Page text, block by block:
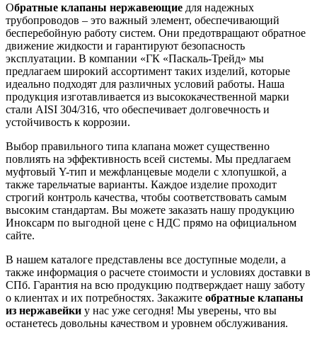
Обратные клапаны нержавеющие для надежных
трубопроводов – это важный элемент, обеспечивающий
бесперебойную работу систем. Они предотвращают обратное
движение жидкости и гарантируют безопасность
эксплуатации. В компании «ГК «Паскаль-Трейд» мы
предлагаем широкий ассортимент таких изделий, которые
идеально подходят для различных условий работы. Наша
продукция изготавливается из высококачественной марки
стали AISI 304/316, что обеспечивает долговечность и
устойчивость к коррозии.
Выбор правильного типа клапана может существенно
повлиять на эффективность всей системы. Мы предлагаем
муфтовый Y-тип и межфланцевые модели с хлопушкой, а
также тарельчатые варианты. Каждое изделие проходит
строгий контроль качества, чтобы соответствовать самым
высоким стандартам. Вы можете заказать нашу продукцию
Иноксарм по выгодной цене с НДС прямо на официальном
сайте.
В нашем каталоге представлены все доступные модели, а
также информация о расчете стоимости и условиях доставки в
СПб. Гарантия на всю продукцию подтверждает нашу заботу
о клиентах и их потребностях. Закажите обратные клапаны
из нержавейки у нас уже сегодня! Мы уверены, что вы
останетесь довольны качеством и уровнем обслуживания.